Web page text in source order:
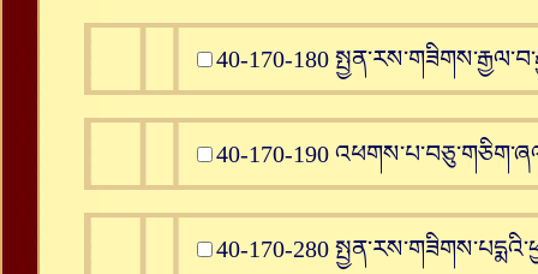
40-170-180
40-170-190
40-170-280